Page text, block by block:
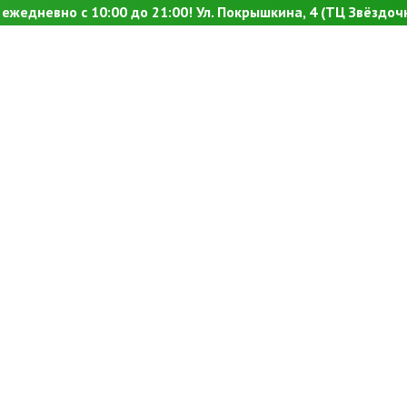
с 10:00 до 21:00! Ул. Покрышкина, 4 (ТЦ